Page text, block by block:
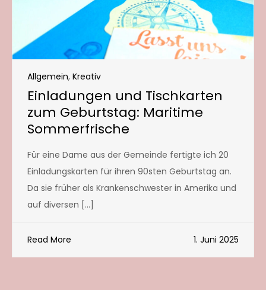
Allgemein, Kreativ
Einladungen und Tischkarten
zum Geburtstag: Maritime
Sommerfrische
Für eine Dame aus der Gemeinde fertigte ich 20
Einladungskarten für ihren 90sten Geburtstag an.
Da sie früher als Krankenschwester in Amerika und
auf diversen […]
Read More 1. Juni 2025